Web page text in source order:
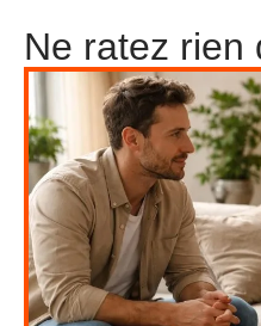
Ne ratez rien